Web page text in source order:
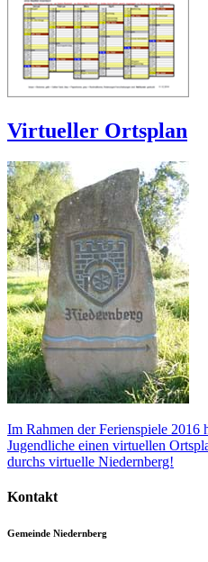
Virtueller Ortsplan
Im Rahmen der Ferienspiele 2016
Jugendliche einen virtuellen
durchs virtuelle Niedernberg!
Kontakt
Gemeinde Niedernberg